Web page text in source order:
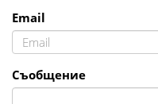
Email
Съобщение